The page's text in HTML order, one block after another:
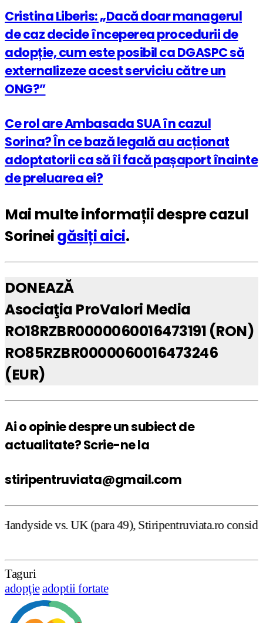
Cristina Liberis: „Dacă doar managerul
de caz decide începerea procedurii de
adopție, cum este posibil ca DGASPC să
externalizeze acest serviciu către un
ONG?”
Ce rol are Ambasada SUA în cazul
Sorina? În ce bază legală au acționat
adoptatorii ca să îi facă pașaport înainte
de preluarea ei?
Mai multe informații despre cazul
Sorineigăsiți aici.
DONEAZĂ
Asociaţia ProValori Media
RO18RZBR0000060016473191 (RON)
RO85RZBR0000060016473246
(EUR)
Ai o opinie despre un subiect de
actualitate? Scrie-ne la
stiripentruviata@gmail.com
49), Stiripentruviata.ro consideră că
Taguri
adopţieadoptii fortate